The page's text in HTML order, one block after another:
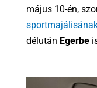
május 10-én,
délután Egerbe